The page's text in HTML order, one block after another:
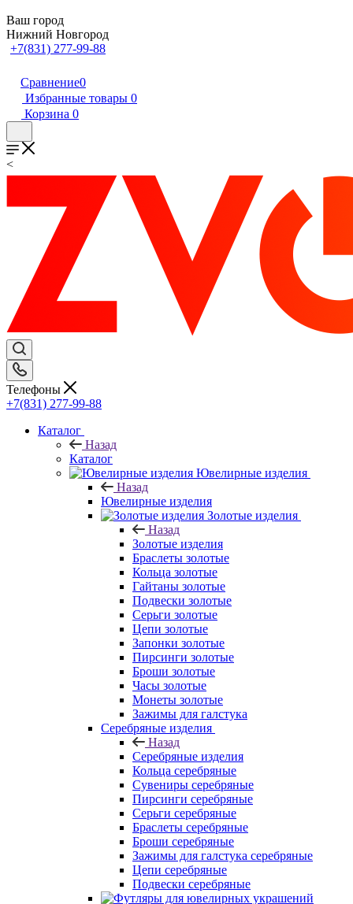
Ваш город
Нижний Новгород
+7(831) 277-99-88
Сравнение0
Избранные товары 0
Корзина 0
<
Телефоны
+7(831) 277-99-88
Каталог
Назад
Каталог
Ювелирные изделия
Назад
Ювелирные изделия
Золотые изделия
Назад
Золотые изделия
Браслеты золотые
Кольца золотые
Гайтаны золотые
Подвески золотые
Серьги золотые
Цепи золотые
Запонки золотые
Пирсинги золотые
Броши золотые
Часы золотые
Монеты золотые
Зажимы для галстука
Серебряные изделия
Назад
Серебряные изделия
Кольца серебряные
Сувениры серебряные
Пирсинги серебряные
Серьги серебряные
Браслеты серебряные
Броши серебряные
Зажимы для галстука серебряные
Цепи серебряные
Подвески серебряные